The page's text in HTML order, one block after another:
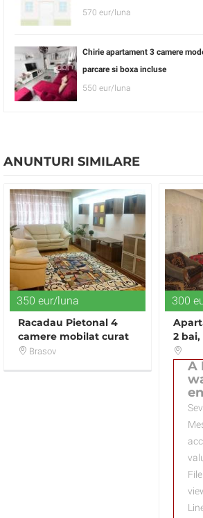
570 eur/luna
Chirie apartament 3 camere
parcare si boxa incluse
550 eur/luna
ANUNTURI SIMILARE
350 eur/luna
Racadau Pietonal 4
camere mobilat curat
Brasov
300
2
balcon
A